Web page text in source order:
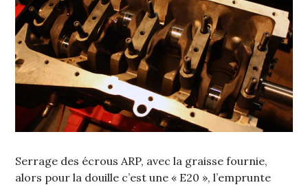
Serrage des écrous ARP, avec la graisse fournie,
alors pour la douille c’est une « E20 », l’emprunte